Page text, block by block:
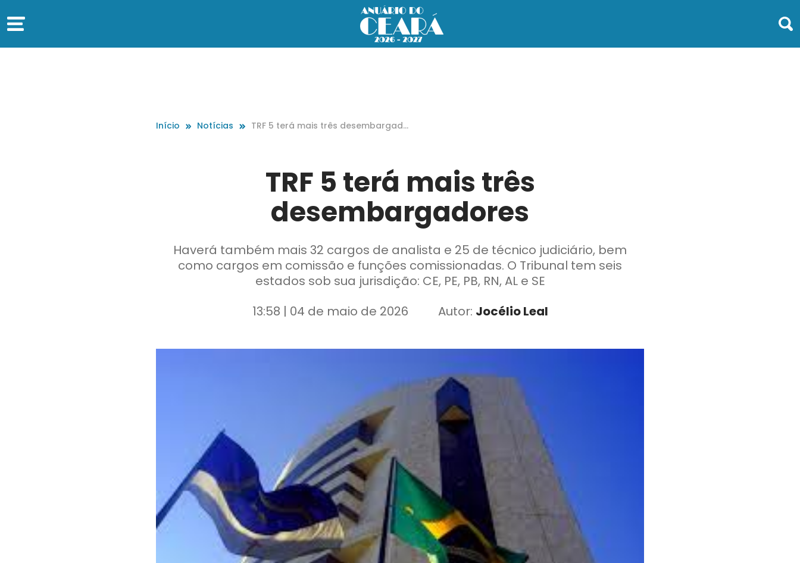
Início Notícias
TRF 5 terá mais três desembargador
TRF 5 terá mais três
desembargadores
Haverá também mais 32 cargos de analista e 25 de técnico judiciário, bem
como cargos em comissão e funções comissionadas. O Tribunal tem seis
estados sob sua jurisdição: CE, PE, PB, RN, AL e SE
13:58 | 04 de maio de 2026
Autor: Jocélio Leal